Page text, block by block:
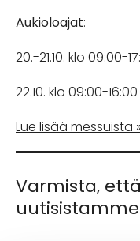
Aukioloajat:
20.-21.10. klo 09:00-
22.10. klo 09:00-16:00
Lue lisää messuista »
Varmista,